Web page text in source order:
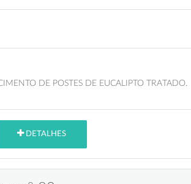
DE POSTES DE EUCALIPTO TRATADO.
DETALHES